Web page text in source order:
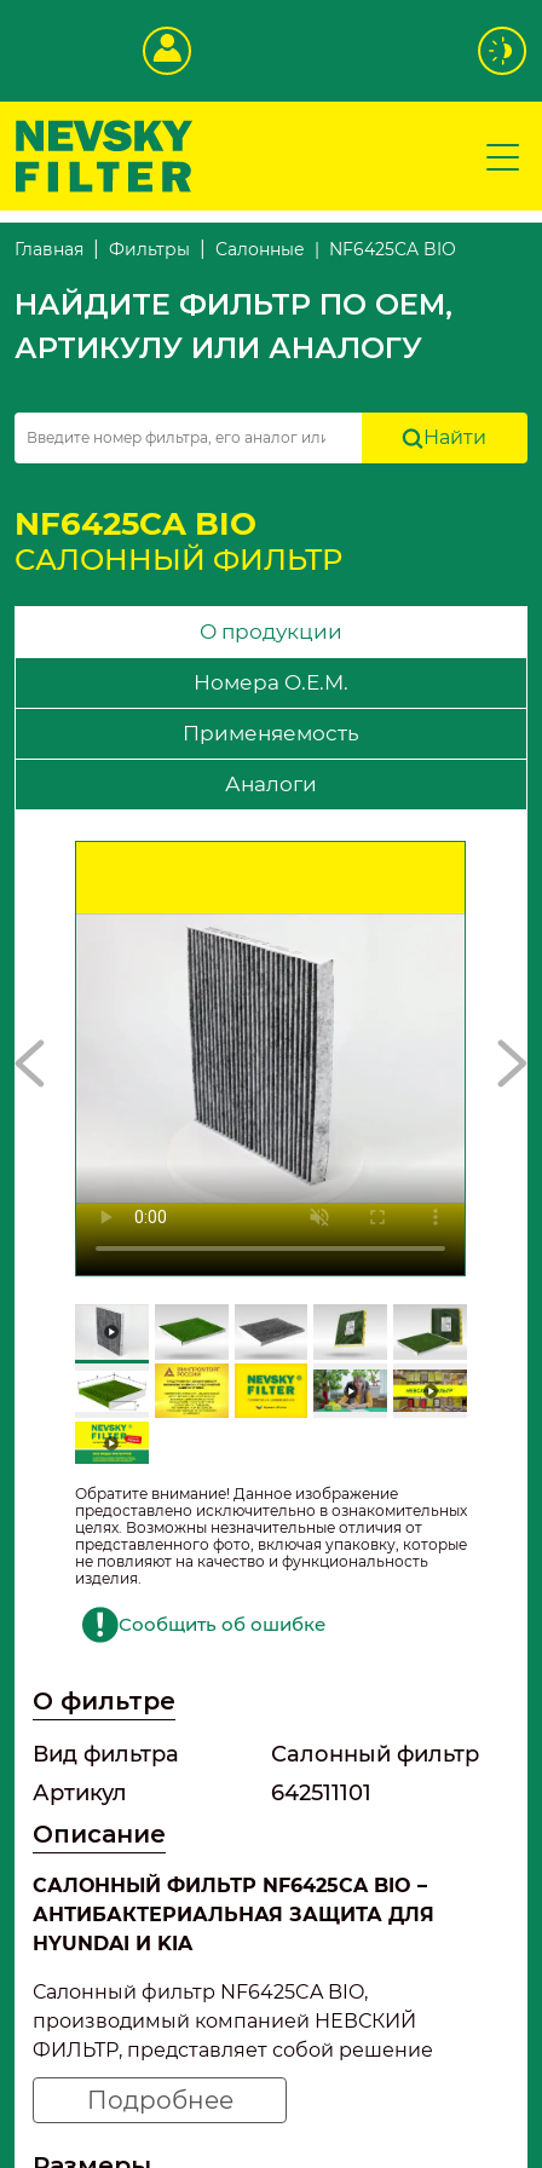
Главная Фильтры Салонные NF6425CA BIO
НАЙДИТЕ ФИЛЬТР ПО OEM,
АРТИКУЛУ ИЛИ АНАЛОГУ
Найти
NF6425CA BIO
САЛОННЫЙ ФИЛЬТР
О продукции
Номера O.E.M.
Применяемость
Аналоги
Обратите внимание! Данное изображение
предоставлено исключительно в ознакомительных
целях. Возможны незначительные отличия от
представленного фото, включая упаковку, которые
не повлияют на качество и функциональность
изделия.
Сообщить об ошибке
О фильтре
Вид фильтра
Салонный фильтр
Артикул
642511101
Описание
САЛОННЫЙ ФИЛЬТР NF6425CA BIO –
АНТИБАКТЕРИАЛЬНАЯ ЗАЩИТА ДЛЯ
HYUNDAI И KIA
Салонный фильтр NF6425CA BIO,
производимый компанией НЕВСКИЙ
ФИЛЬТР, представляет собой решение
премиум-класса для владельцев широкого
спектра современных автомобилей Hyundai и
Подробнее